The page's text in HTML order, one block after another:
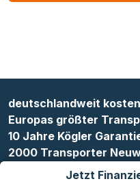
Jetzt
deutschlandweit
Europas größter
10 Jahre Kögler
2000 Transporter